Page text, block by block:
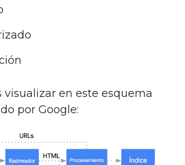
visualizar en este esquema
por Google: